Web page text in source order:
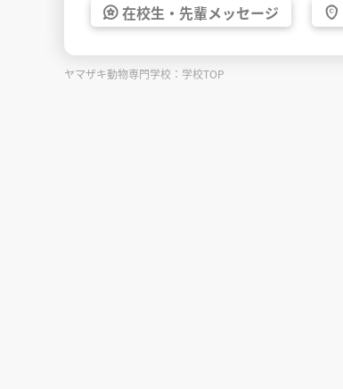
在校生・ 先輩メッセージ
ヤマザキ動物専門学校：学校TOP